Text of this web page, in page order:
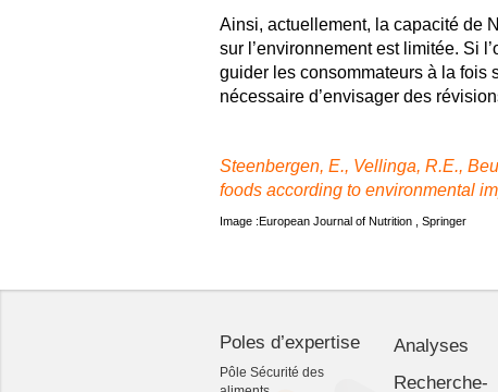
Ainsi, actuellement, la capacité de
sur l’environnement est limitée. Si
guider les consommateurs à la fois
nécessaire d’envisager des
Steenbergen, E., Vellinga, R.E.,
foods according to environmental
Image :European Journal of Nutrition , Springer
Poles d’expertise
Pôle Sécurité des
Analyses
Recherche-